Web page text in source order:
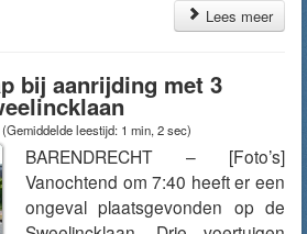
Lees meer
bij aanrijding met 3
(Gemiddelde leestijd: 1 min, 2 sec)
BARENDRECHT – [Foto’s]
Vanochtend om 7:40 heeft er een
ongeval plaatsgevonden op de